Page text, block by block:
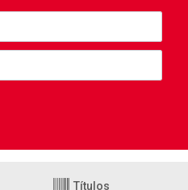
Títulos